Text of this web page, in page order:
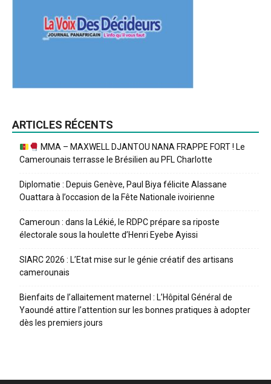
ARTICLES RÉCENTS
MMA – MAXWELL DJANTOU NANA FRAPPE FORT ! Le
Camerounais terrasse le Brésilien au PFL Charlotte
Diplomatie : Depuis Genève, Paul Biya félicite Alassane
Ouattara à l’occasion de la Fête Nationale ivoirienne
Cameroun : dans la Lékié, le RDPC prépare sa riposte
électorale sous la houlette d’Henri Eyebe Ayissi
SIARC 2026 : L’Etat mise sur le génie créatif des artisans
camerounais
Bienfaits de l’allaitement maternel : L’Hôpital Général de
Yaoundé attire l’attention sur les bonnes pratiques à adopter
dès les premiers jours